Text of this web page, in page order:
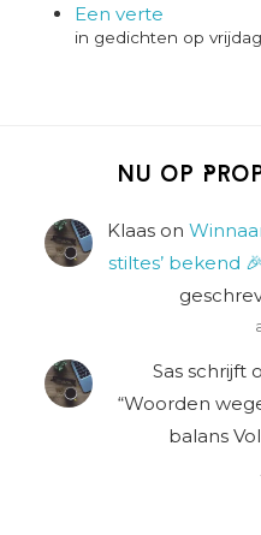
Een verte
in gedichten op
Nu op
Klaas on
stiltes’ bekend 🎉
Sas schrijft
“Woorden
balans